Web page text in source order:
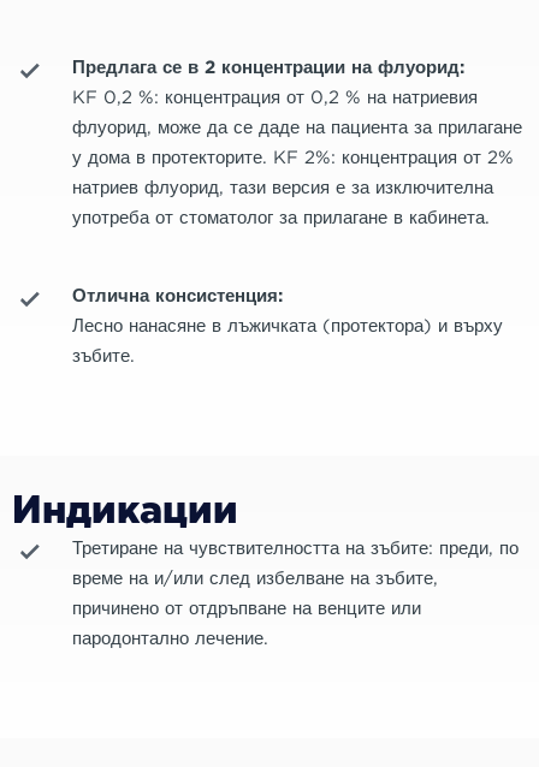
Предлага се в 2 концентрации на флуорид:
KF 0,2 %: концентрация от 0,2 % на натриевия
флуорид, може да се даде на пациента за прилагане
у дома в протекторите. KF 2%: концентрация от 2%
натриев флуорид, тази версия е за изключителна
употреба от стоматолог за прилагане в кабинета.
Отлична консистенция:
Лесно нанасяне в лъжичката (протектора) и върху
зъбите.
Индикации
Третиране на чувствителността на зъбите: преди, по
време на и/или след избелване на зъбите,
причинено от отдръпване на венците или
пародонтално лечение.